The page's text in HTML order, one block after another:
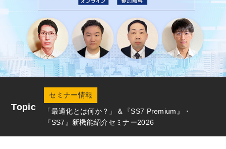
Topic
セミナー情報
「最適化とは何か？」＆『SS7 Premium』・
『SS7』新機能紹介セミナー2026